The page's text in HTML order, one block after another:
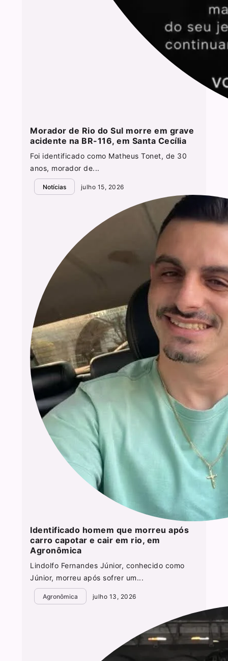
Morador de Rio do Sul morre em grave
acidente na BR-116, em Santa Cecília
Foi identificado como Matheus Tonet, de 30
anos, morador de...
Notícias julho 15, 2026
Identificado homem que morreu após
carro capotar e cair em rio, em
Agronômica
Lindolfo Fernandes Júnior, conhecido como
Júnior, morreu após sofrer um...
Agronômica julho 13, 2026